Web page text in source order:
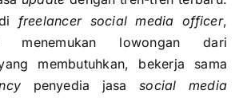
freelancer social media officer,
menemukan lowongan dari
membutuhkan, bekerja sama
penyedia jasa social media